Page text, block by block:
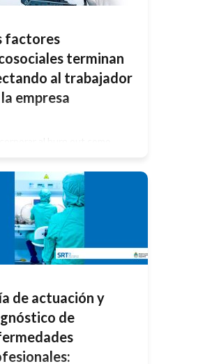
factores
terminan
al trabajador
empresa
no sólo en las personas y en
La semana pasada, se
que la Organización Mundial
Salud ( OMS), incorporó al
profesional, conocido
«burn-out», en la Clasificación
de Enfermedades, que
para […]
de actuación y
de